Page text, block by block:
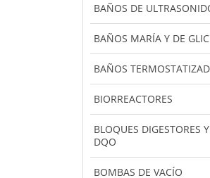
BAÑOS DE
BAÑOS MARÍA Y DE
BAÑOS
BIORREACTORES
BLOQUES DIGESTORES
DQO
BOMBAS DE VACÍO